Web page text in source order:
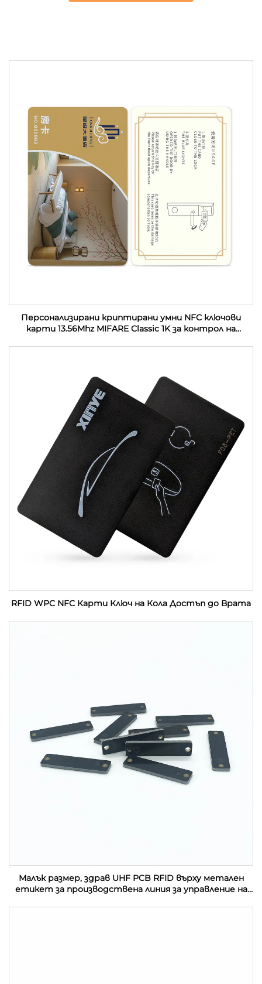
Персонализирани криптирани умни NFC ключови
карти 13.56Mhz MIFARE Classic 1K за контрол на
RFID WPC NFC Карти Ключ на Кола Достъп до Врата
Малък размер, здрав UHF PCB RFID върху метален
етикет за производствена линия за управление на